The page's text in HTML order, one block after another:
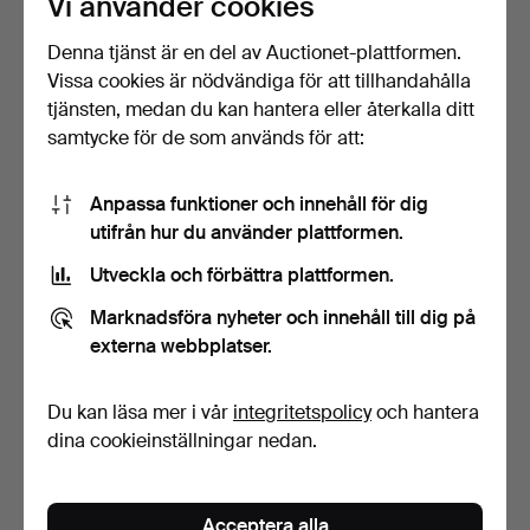
LOCKBURK, tenn, egyptisk
figur, art deco, …
Klubbades 6 jun 2026
2 bud
27 USD
FAT, tenn, kvinna med
rådjur, art deco, CG…
18 bud
86 USD
Denna tjänst är en del av Auctionet-plattformen.
Vissa cookies är nödvändiga för att tillhandahålla
tjänsten, medan du kan hantera eller återkalla ditt
samtycke för de som används för att:
Anpassa funktioner och innehåll för dig
utifrån hur du använder plattformen.
Utveckla och förbättra plattformen.
Marknadsföra nyheter och innehåll till dig på
externa webbplatser.
Du kan läsa mer i vår integritetspolicyoch hantera
dina cookieinställningar nedan.